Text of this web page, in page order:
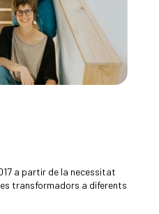
a partir de la necessitat
transformadors a diferents